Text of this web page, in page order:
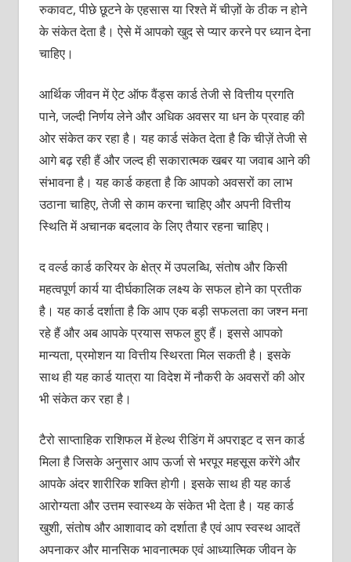
रुकावट, पीछे छूटने के एहसास या रिश्‍ते में चीज़ों के ठीक न होने
के संकेत देता है। ऐसे में आपको खुद से प्‍यार करने पर ध्‍यान देना
चाहिए।
आर्थिक जीवन में ऐट ऑफ वैंड्स कार्ड तेजी से वित्तीय प्रगति
पाने, जल्‍दी निर्णय लेने और अधिक अवसर या धन के प्रवाह की
ओर संकेत कर रहा है। यह कार्ड संकेत देता है कि चीज़ें तेजी से
आगे बढ़ रही हैं और जल्‍द ही सकारात्‍मक खबर या जवाब आने की
संभावना है। यह कार्ड कहता है कि आपको अवसरों का लाभ
उठाना चाहिए, तेजी से काम करना चाहिए और अपनी वित्तीय
स्थि‍ति में अचानक बदलाव के लिए तैयार रहना चाहिए।
द वर्ल्‍ड कार्ड करियर के क्षेत्र में उपलब्धि, संतोष और किसी
महत्‍वपूर्ण कार्य या दीर्घकालिक लक्ष्‍य के सफल होने का प्रतीक
है। यह कार्ड दर्शाता है कि आप एक बड़ी सफलता का जश्‍न मना
रहे हैं और अब आपके प्रयास सफल हुए हैं। इससे आपको
मान्‍यता, प्रमोशन या वित्तीय स्थिरता मिल सकती है। इसके
साथ ही यह कार्ड यात्रा या विदेश में नौकरी के अवसरों की ओर
भी संकेत कर रहा है।
टैरो साप्‍ताहिक राशिफल में हेल्‍थ रीडिंग में अपराइट द सन कार्ड
मिला है जिसके अनुसार आप ऊर्जा से भरपूर महसूस करेंगे और
आपके अंदर शारीरिक शक्‍ति होगी। इसके साथ ही यह कार्ड
आरोग्‍यता और उत्तम स्‍वास्‍थ्‍य के संकेत भी देता है। यह कार्ड
खुशी, संतोष और आशावाद को दर्शाता है एवं आप स्‍वस्‍थ आदतें
अपनाकर और मानसिक भावनात्‍मक एवं आध्‍यात्मिक जीवन के